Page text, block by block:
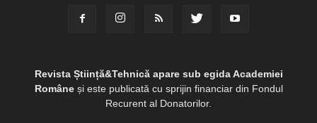
Revista Știință&Tehnică apare sub egida Academiei
Româneși este publicată cu sprijin financiar din Fondul
Recurent al Donatorilor.